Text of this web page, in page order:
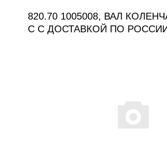
820.70 1005008, ВАЛ
С С ДОСТАВКОЙ ПО